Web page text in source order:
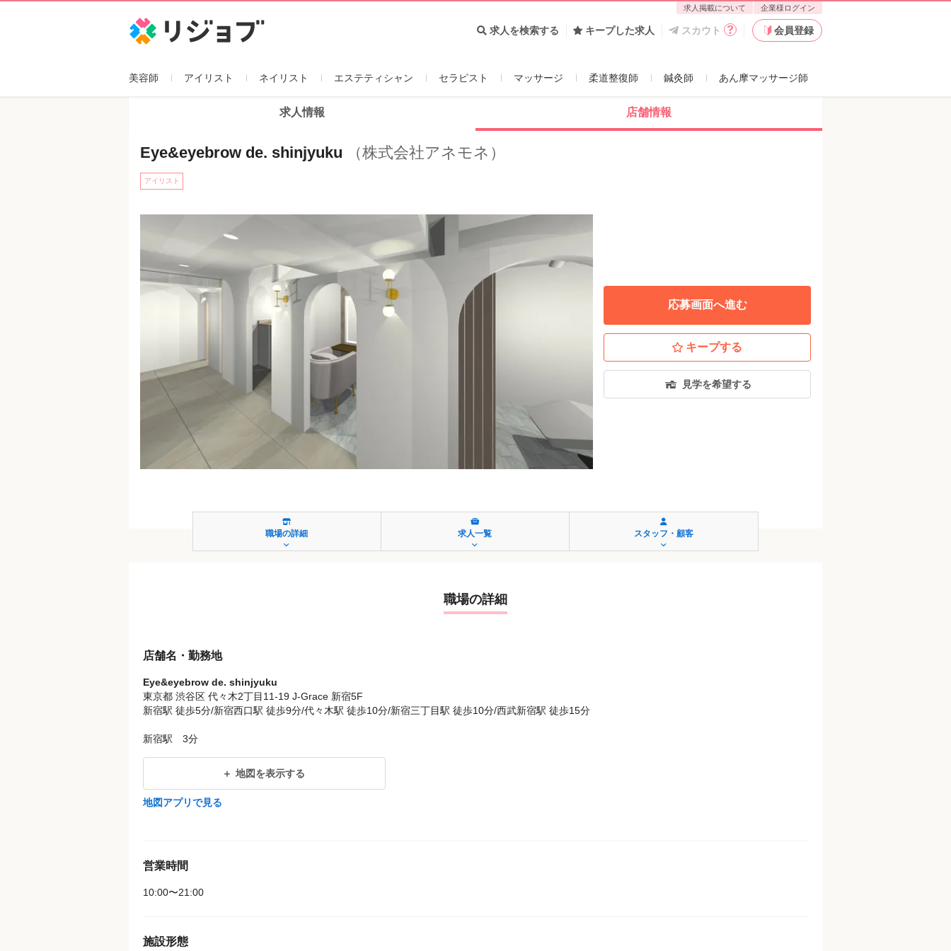
求人掲載について 企業様ログイン
求人を検索する キープした求人 スカウト 会員登録
美容師 アイリスト ネイリスト エステティシャン セラピスト マッサージ 柔道整復師 鍼灸師 あん摩マッサージ師
求人情報 店舗情報
Eye&eyebrow de. shinjyuku （株式会社アネモネ）
アイリスト
応募画面へ進む
キープする
見学を希望する
職場の詳細 求人一覧 スタッフ・顧客
職場の詳細
店舗名・勤務地
Eye&eyebrow de. shinjyuku
東京都 渋谷区 代々木2丁目11-19 J-Grace 新宿5F
新宿駅 徒歩5分/新宿西口駅 徒歩9分/代々木駅 徒歩10分/新宿三丁目駅 徒歩10分/西武新宿駅 徒歩15分
新宿駅 3分
地図を表示する
地図アプリで見る
営業時間
10:00〜21:00
施設形態